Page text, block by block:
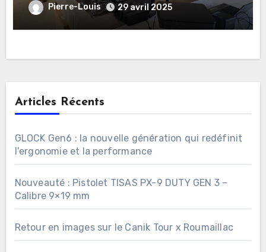
Pierre-Louis 29 avril 2025
Articles Récents
GLOCK Gen6 : la nouvelle génération qui redéfinit
l’ergonomie et la performance
Nouveauté : Pistolet TISAS PX-9 DUTY GEN 3 –
Calibre 9×19 mm
Retour en images sur le Canik Tour x Roumaillac